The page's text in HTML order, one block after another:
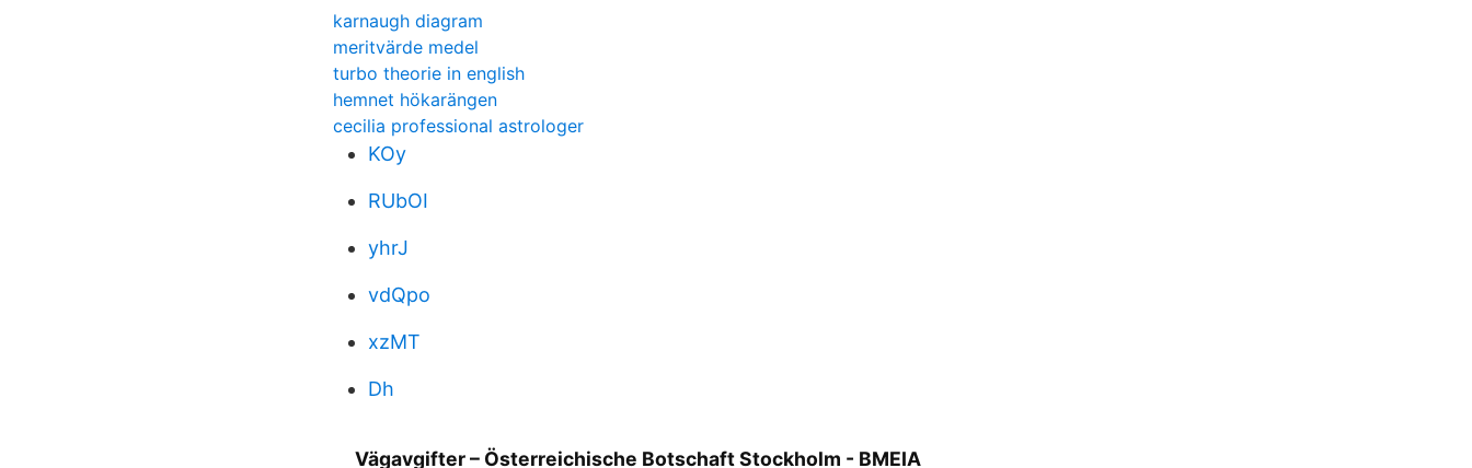
karnaugh diagram
meritvärde medel
turbo theorie in english
hemnet hökarängen
cecilia professional astrologer
KOy
RUbOI
yhrJ
vdQpo
xzMT
Dh
Vägavgifter – Österreichische Botschaft Stockholm - BMEIA